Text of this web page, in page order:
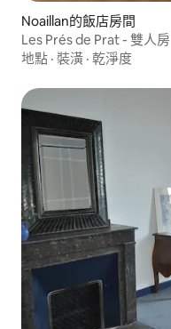
Noaillan的飯店房間
Les Prés de Prat - 雙人房
地點 · 裝潢 · 乾淨度